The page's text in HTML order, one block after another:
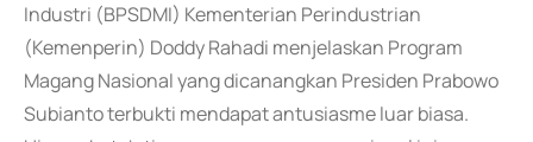
Industri (BPSDMI) Kementerian Perindustrian
(Kemenperin) Doddy Rahadi menjelaskan Program
Magang Nasional yang dicanangkan Presiden Prabowo
Subianto terbukti mendapat antusiasme luar biasa.